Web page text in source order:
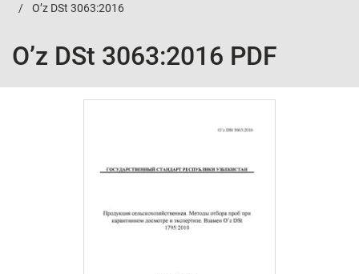
O’z DSt 3063:2016
O’z DSt 3063:2016 PDF